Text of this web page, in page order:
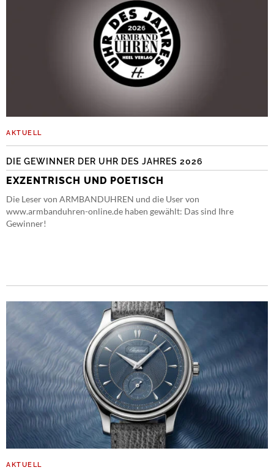
AKTUELL
DIE GEWINNER DER UHR DES JAHRES 2026
EXZENTRISCH UND POETISCH
Die Leser von ARMBANDUHREN und die User von
www.armbanduhren-online.de haben gewählt: Das sind Ihre
Gewinner!
AKTUELL